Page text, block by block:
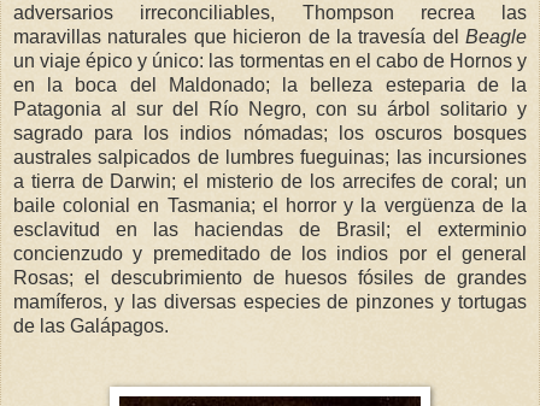
adversarios irreconciliables, Thompson recrea las
maravillas naturales que hicieron de la travesía del Beagle
un viaje épico y único: las tormentas en el cabo de Hornos y
en la boca del Maldonado; la belleza esteparia de la
Patagonia al sur del Río Negro, con su árbol solitario y
sagrado para los indios nómadas; los oscuros bosques
australes salpicados de lumbres fueguinas; las incursiones
a tierra de Darwin; el misterio de los arrecifes de coral; un
baile colonial en Tasmania; el horror y la vergüenza de la
esclavitud en las haciendas de Brasil; el exterminio
concienzudo y premeditado de los indios por el general
Rosas; el descubrimiento de huesos fósiles de grandes
mamíferos, y las diversas especies de pinzones y tortugas
de las Galápagos.